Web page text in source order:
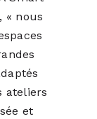
« nous
ateliers
et